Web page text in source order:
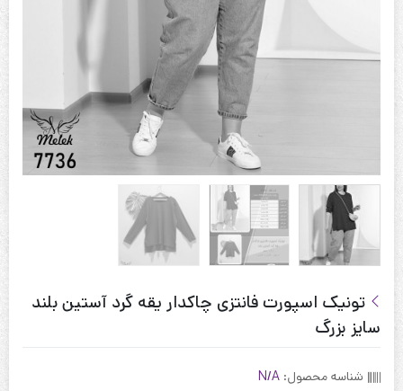
تونیک اسپورت فانتزی چاکدار یقه گرد آستین بلند
سایز بزرگ
شناسه محصول: N/A